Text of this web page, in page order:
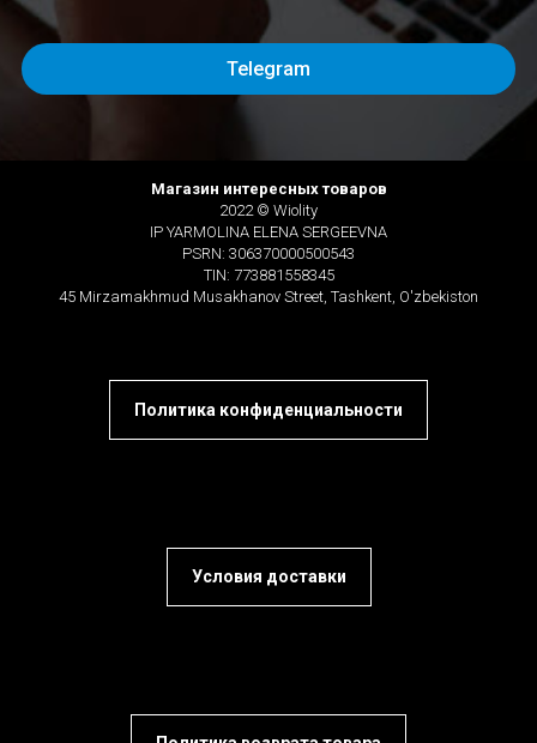
Telegram
Магазин интересных товаров
2022 © Wiolity
IP YARMOLINA ELENA SERGEEVNA
PSRN: 306370000500543
TIN: 773881558345
45 Mirzamakhmud Musakhanov Street, Tashkent, O'zbekiston
Политика конфиденциальности
Условия доставки